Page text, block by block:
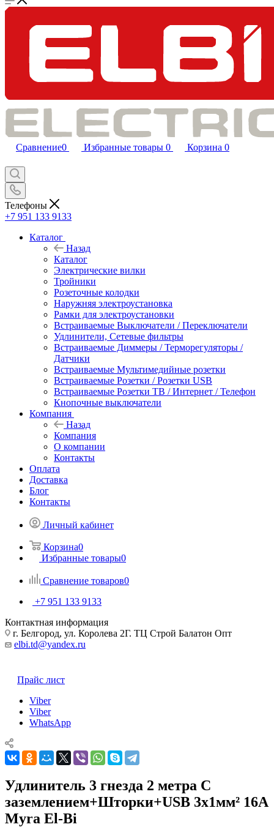
Сравнение0 Избранные товары 0 Корзина 0
Телефоны
+7 951 133 9133
Каталог
Назад
Каталог
Электрические вилки
Тройники
Розеточные колодки
Наружняя электроустановка
Рамки для электроустановки
Встраиваемые Выключатели / Переключатели
Удлинители, Сетевые фильтры
Встраиваемые Диммеры / Терморегуляторы /
Датчики
Встраиваемые Мультимедийные розетки
Встраиваемые Розетки / Розетки USB
Встраиваемые Розетки ТВ / Интернет / Телефон
Кнопочные выключатели
Компания
Назад
Компания
О компании
Контакты
Оплата
Доставка
Блог
Контакты
Личный кабинет
Корзина0
Избранные товары0
Сравнение товаров0
+7 951 133 9133
Контактная информация
г. Белгород, ул. Королева 2Г. ТЦ Строй Балатон Опт
elbi.td@yandex.ru
Прайс лист
Viber
Viber
WhatsApp
Удлинитель 3 гнезда 2 метра С
заземлением+Шторки+USB 3х1мм² 16А
Myra El-Bi